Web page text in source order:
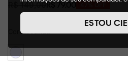
de cookies, informaremos quais
suas funções. A forma como
nosso Aviso de Privacidade.
consideraremos isso como sua
ESTOU
149,00R$79,00 OFF
CorLavanda